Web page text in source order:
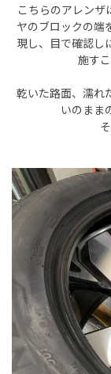
こちらのアレンザ
ヤのブロックの端
現し、目で確認し
施す
乾いた路面、濡れ
いのまま